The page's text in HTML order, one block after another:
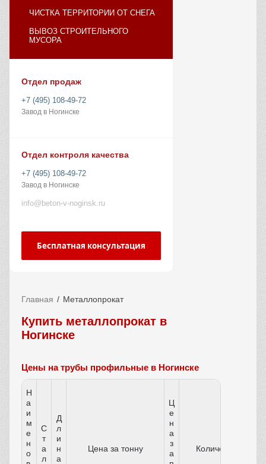
ЧИСТКА ТЕРРИТОРИИ ОТ СНЕГА
ВЫВОЗ СТРОИТЕЛЬНОГО
МУСОРА
Отдел продаж
+7 (495) 108-49-72
Завод в Ногинске
Отдел контроля качества
+7 (495) 108-49-72
Завод в Ногинске
info@beton-v-noginsk.ru
Бесплатная консультация
Главная Металлопрокат
Купить металлопрокат в
Ногинске
Цены на трубы профильные в Ногинске
Н
а
и
м
е
н
о
С
т
а
л
Д
л
и
н
а
Цена за тонну
Ц
е
н
а
з
а
Количество